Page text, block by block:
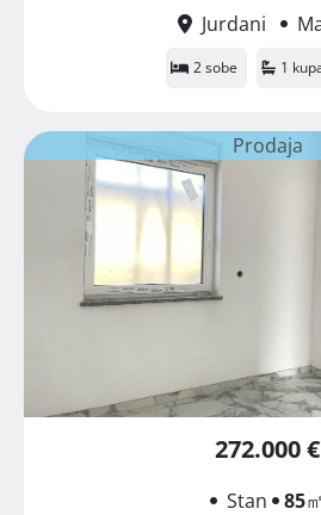
Jurdani
2 sobe 1
Prodaja
272.000 €
Stan 85㎡